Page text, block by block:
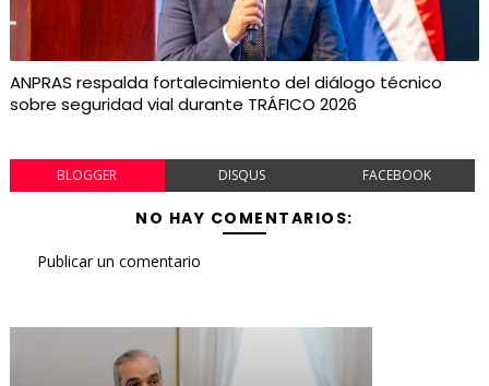
ANPRAS respalda fortalecimiento del diálogo técnico
sobre seguridad vial durante TRÁFICO 2026
BLOGGER DISQUS FACEBOOK
NO HAY COMENTARIOS:
Publicar un comentario